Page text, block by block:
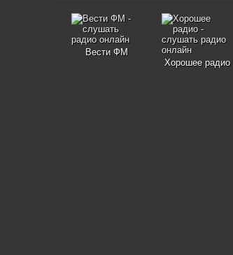
Вести ФМ
Хорошее радио